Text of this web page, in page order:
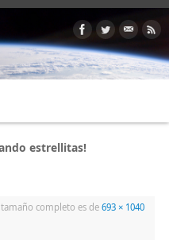
estrellitas!
tamaño completo es de 693 × 1040